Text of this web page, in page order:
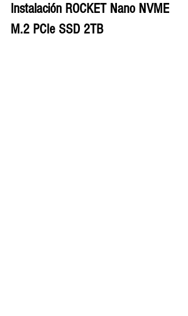
Instalación ROCKET Nano NVME
M.2 PCIe SSD 2TB